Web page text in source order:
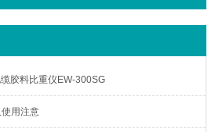
胶料比重仪EW-300SG
用注意